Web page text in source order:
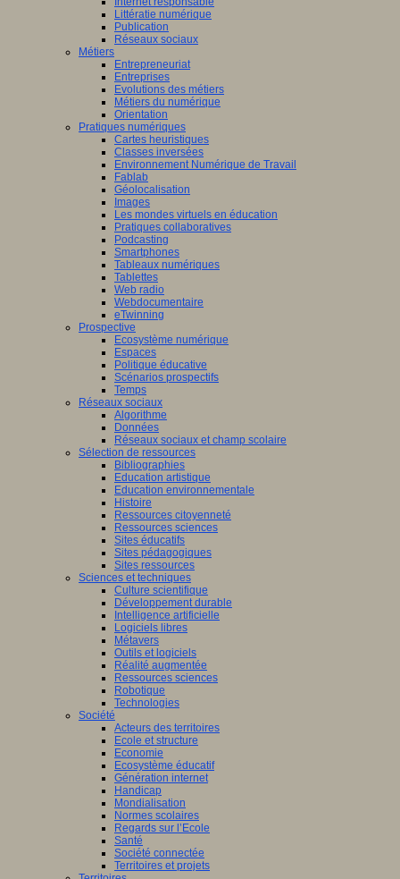
Littératie numérique
Publication
Réseaux sociaux
Métiers
Entrepreneuriat
Entreprises
Evolutions des métiers
Métiers du numérique
Orientation
Pratiques numériques
Cartes heuristiques
Classes inversées
Environnement Numérique de Travail
Fablab
Géolocalisation
Images
Les mondes virtuels en éducation
Pratiques collaboratives
Podcasting
Smartphones
Tableaux numériques
Tablettes
Web radio
Webdocumentaire
eTwinning
Prospective
Ecosystème numérique
Espaces
Politique éducative
Scénarios prospectifs
Temps
Réseaux sociaux
Algorithme
Données
Réseaux sociaux et champ scolaire
Sélection de ressources
Bibliographies
Education artistique
Education environnementale
Histoire
Ressources citoyenneté
Ressources sciences
Sites éducatifs
Sites pédagogiques
Sites ressources
Sciences et techniques
Culture scientifique
Développement durable
Intelligence artificielle
Logiciels libres
Métavers
Outils et logiciels
Réalité augmentée
Ressources sciences
Robotique
Technologies
Société
Acteurs des territoires
Ecole et structure
Economie
Ecosystème éducatif
Génération internet
Handicap
Mondialisation
Normes scolaires
Regards sur l’Ecole
Santé
Société connectée
Territoires et projets